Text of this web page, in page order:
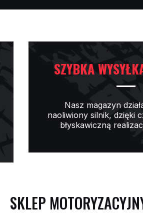
SZYBKA
Nasz magazyn
naoliwiony silnik, dzięki
błyskawiczną
SKLEP